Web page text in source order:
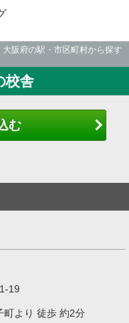
大阪府の駅・市区町村から探す
校舎
む
19
町より 徒歩 約2分